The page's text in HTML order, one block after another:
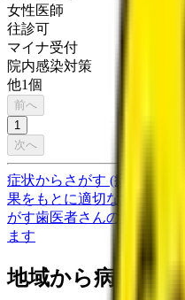
女性医師
往診可
マイナ受付
院内感染対策
他1個
前へ
1
次へ
症状からさがす (症状チェッ
果をもとに適切な病院・診
がす歯医者さんの対面診療
ます
地域から病院・診